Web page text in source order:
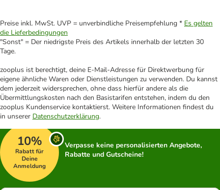
Preise inkl. MwSt. UVP = unverbindliche Preisempfehlung * Es gelten
die Lieferbedingungen
"Sonst" = Der niedrigste Preis des Artikels innerhalb der letzten 30
Tage.
zooplus ist berechtigt, deine E-Mail-Adresse für Direktwerbung für
eigene ähnliche Waren oder Dienstleistungen zu verwenden. Du kannst
dem jederzeit widersprechen, ohne dass hierfür andere als die
Übermittlungskosten nach den Basistarifen entstehen, indem du den
zooplus Kundenservice kontaktierst. Weitere Informationen findest du
in unserer Datenschutzerklärung.
10%
Rabatt für
Deine
Anmeldung
Verpasse keine personalisierten Angebote,
Rabatte und Gutscheine!